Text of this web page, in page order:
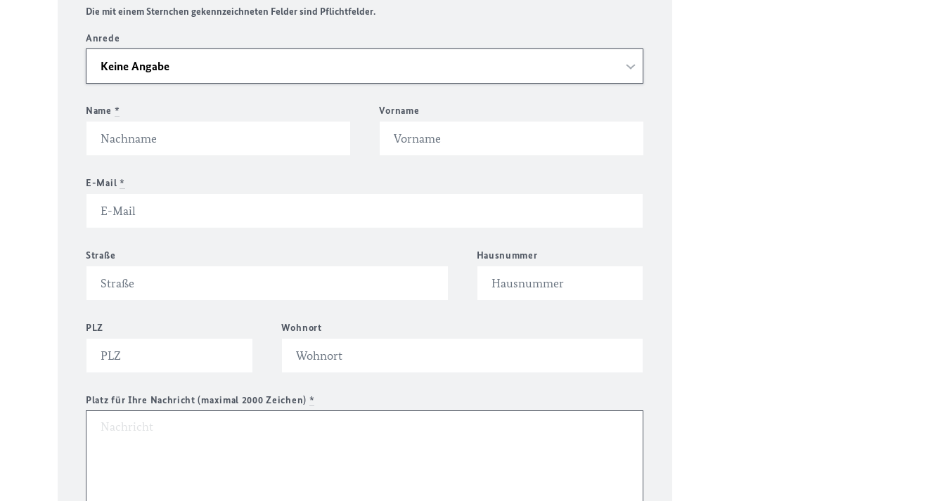
Die mit einem Sternchen gekennzeichneten Felder sind Pflichtfelder.
Anrede
Name * Vorname
E-Mail *
Straße Hausnummer
PLZ Wohnort
Platz für Ihre Nachricht (maximal 2000 Zeichen) *